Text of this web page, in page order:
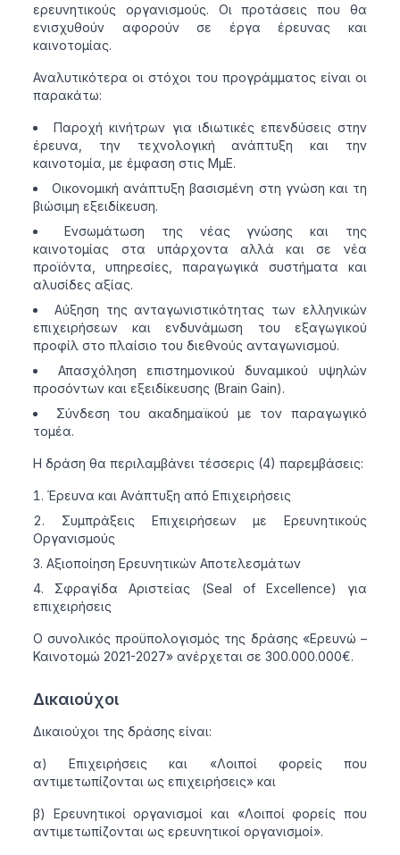
ερευνητικούς οργανισμούς. Οι προτάσεις που θα
ενισχυθούν αφορούν σε έργα έρευνας και
καινοτομίας.
Αναλυτικότερα οι στόχοι του προγράμματος είναι οι
παρακάτω:
Παροχή κινήτρων για ιδιωτικές επενδύσεις στην
έρευνα, την τεχνολογική ανάπτυξη και την
καινοτομία, με έμφαση στις ΜμΕ.
Οικονομική ανάπτυξη βασισμένη στη γνώση και τη
βιώσιμη εξειδίκευση.
Ενσωμάτωση της νέας γνώσης και της
καινοτομίας στα υπάρχοντα αλλά και σε νέα
προϊόντα, υπηρεσίες, παραγωγικά συστήματα και
αλυσίδες αξίας.
Αύξηση της ανταγωνιστικότητας των ελληνικών
επιχειρήσεων και ενδυνάμωση του εξαγωγικού
προφίλ στο πλαίσιο του διεθνούς ανταγωνισμού.
Απασχόληση επιστημονικού δυναμικού υψηλών
προσόντων και εξειδίκευσης (Brain Gain).
Σύνδεση του ακαδημαϊκού με τον παραγωγικό
τομέα.
Η δράση θα περιλαμβάνει τέσσερις (4) παρεμβάσεις:
Έρευνα και Ανάπτυξη από Επιχειρήσεις
Συμπράξεις Επιχειρήσεων με Ερευνητικούς
Οργανισμούς
Αξιοποίηση Ερευνητικών Αποτελεσμάτων
Σφραγίδα Αριστείας (Seal of Excellence) για
επιχειρήσεις
Ο συνολικός προϋπολογισμός της δράσης «Ερευνώ –
Καινοτομώ 2021-2027» ανέρχεται σε 300.000.000€.
Δικαιούχοι
Δικαιούχοι της δράσης είναι:
α) Επιχειρήσεις και «Λοιποί φορείς που
αντιμετωπίζονται ως επιχειρήσεις» και
β) Ερευνητικοί οργανισμοί και «Λοιποί φορείς που
αντιμετωπίζονται ως ερευνητικοί οργανισμοί».